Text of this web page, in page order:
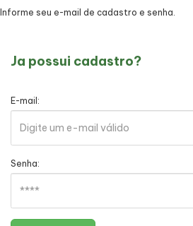
Informe seu e-mail de cadastro e senha.
Ja possui cadastro?
E-mail:
Senha: